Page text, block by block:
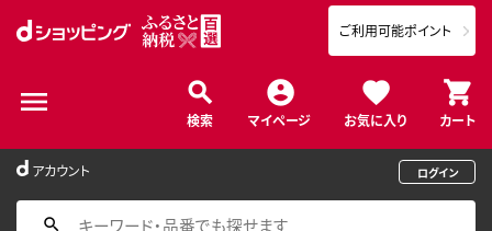
検索 マイページ お気に入り カート
ご利用可能ポイント
アカウント ログイン